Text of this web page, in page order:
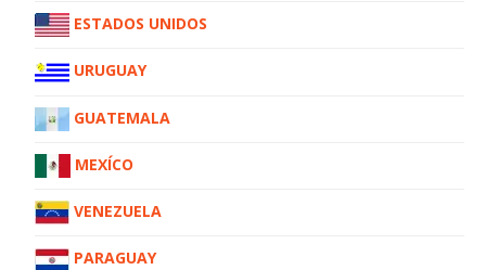
ESTADOS UNIDOS
URUGUAY
GUATEMALA
MEXÍCO
VENEZUELA
PARAGUAY